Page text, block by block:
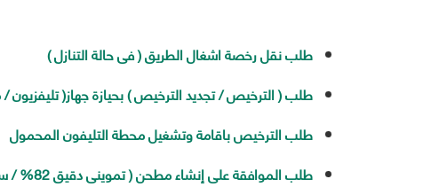
طلب نقل رخصة اشغال الطريق ( فى حالة التنازل )
طلب ( الترخيص / تجديد الترخيص ) بحيازة جهاز( تليفزيون /
طلب الترخيص باقامة وتشغيل محطة التليفون المحمول